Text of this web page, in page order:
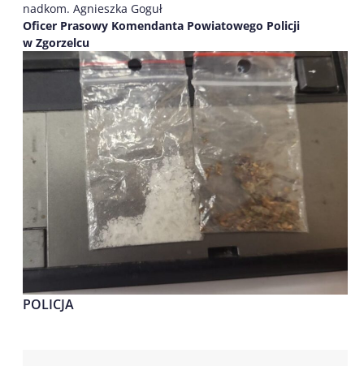
nadkom. Agnieszka Goguł
Oficer Prasowy Komendanta Powiatowego Policji
w Zgorzelcu
POLICJA